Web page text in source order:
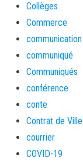
Collèges
Commerce
communication
communiqué
Communiqués
conférence
conte
Contrat de Ville
courrier
COVID-19